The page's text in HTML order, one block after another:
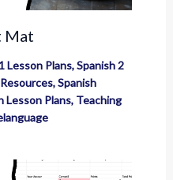
Mat
Lesson Plans,Spanish 2
,Spanish
Lesson Plans, Teaching